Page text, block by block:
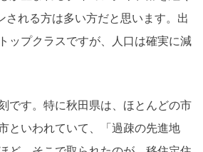
される方は多い方だと思います。出
ップクラスですが、人口は確実に減
です。特に秋田県は、ほとんどの市
といわれていて、「過疎の先進地